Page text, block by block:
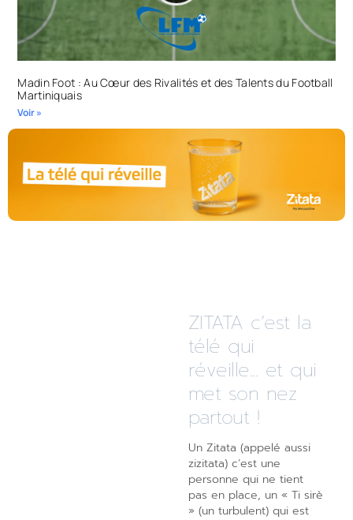
Madin Foot : Au Cœur des Rivalités et des Talents du Football
Martiniquais
Voir »
ZITATA c’est la
télé qui
réveille... et qui
met son nez
partout !
Un Zitata (appelé aussi
zizitata) c’est une
personne qui ne tient
pas en place, un « Ti sirè
» (un turbulent) qui est